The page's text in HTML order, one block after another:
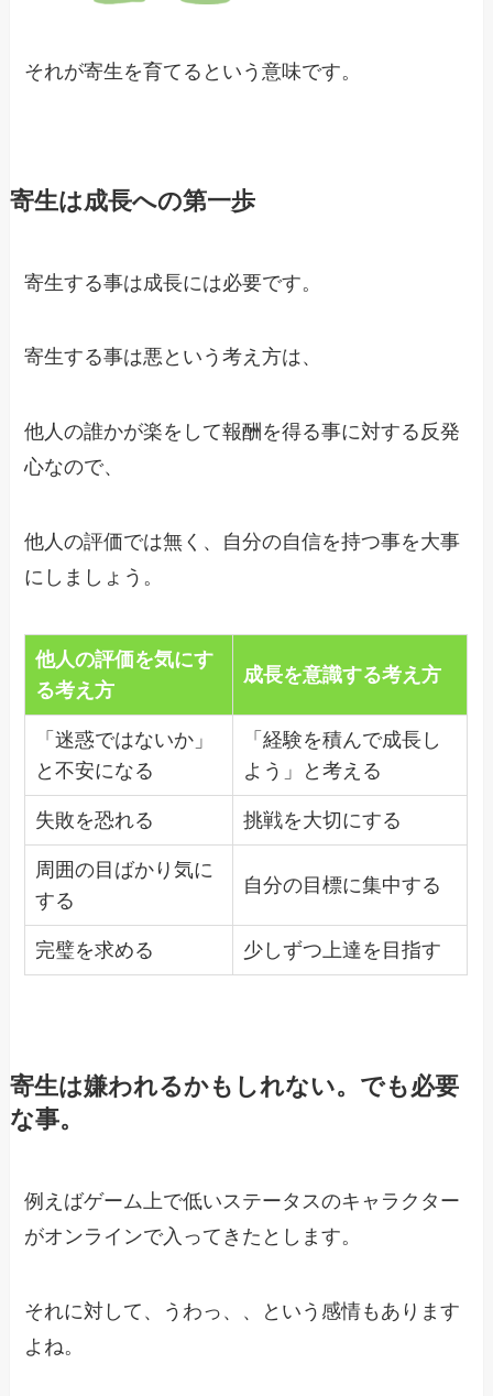
それが寄生を育てるという意味です。
寄生は成長への第一歩
寄生する事は成長には必要です。
寄生する事は悪という考え方は、
他人の誰かが楽をして報酬を得る事に対する反発
心なので、
他人の評価では無く、自分の自信を持つ事を大事
にしましょう。
他人の評価を気にす
る考え方
成長を意識する考え方
「迷惑ではないか」
と不安になる
「経験を積んで成長し
よう」と考える
失敗を恐れる 挑戦を大切にする
周囲の目ばかり気に
する
自分の目標に集中する
完璧を求める 少しずつ上達を目指す
寄生は嫌われるかもしれない。でも必要
な事。
例えばゲーム上で低いステータスのキャラクター
がオンラインで入ってきたとします。
それに対して、うわっ、、という感情もあります
よね。